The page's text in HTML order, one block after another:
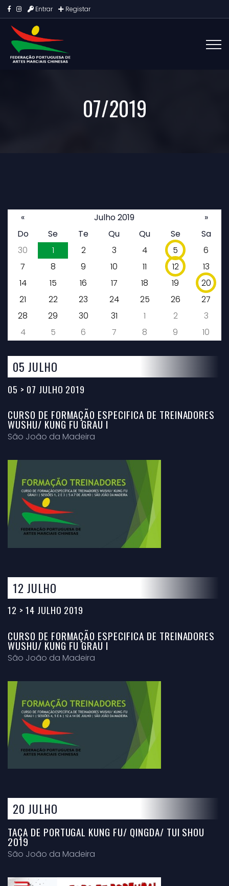
Entrar Registar
07/2019
05 JULHO
05 > 07 JULHO 2019
CURSO DE FORMAÇÃO ESPECIFICA DE TREINADORES
WUSHU/ KUNG FU GRAU I
São João da Madeira
12 JULHO
12 > 14 JULHO 2019
CURSO DE FORMAÇÃO ESPECIFICA DE TREINADORES
WUSHU/ KUNG FU GRAU I
São João da Madeira
20 JULHO
TAÇA DE PORTUGAL KUNG FU/ QINGDA/ TUI SHOU
2019
São João da Madeira
« Julho 2019
»
Do
Se Te Qu Qu Se
Sa
30
1 2 3 4 5
6
7
8 9 10 11 12
13
14
15 16 17 18 19
20
21
22 23 24 25 26
27
28
29 30 31 1 2
3
4
5 6 7 8 9 10